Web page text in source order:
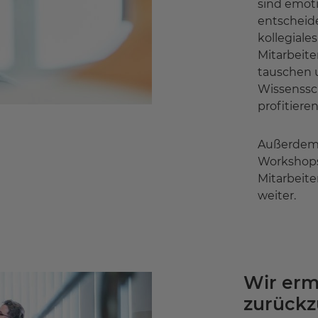
sind
tauschen
weiter.
Wir